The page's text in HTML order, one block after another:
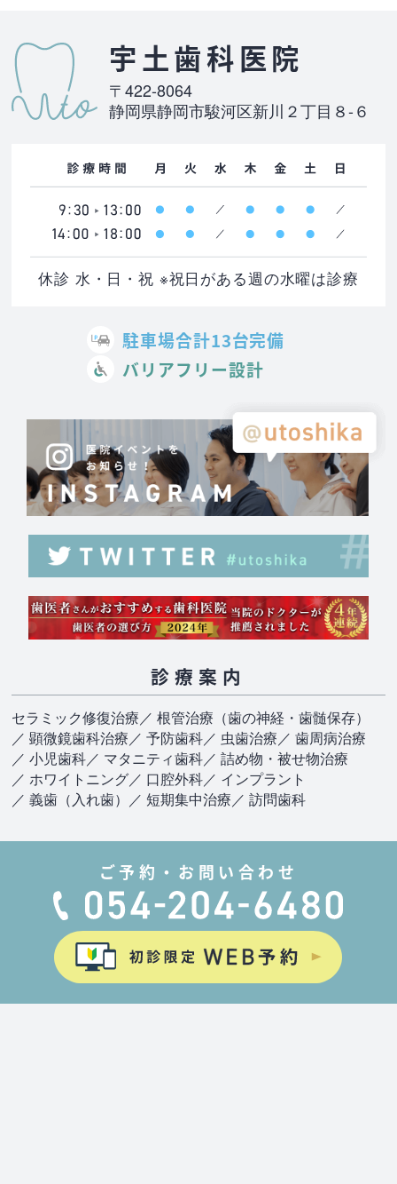
宇土歯科医院
〒422-8064
静岡県静岡市駿河区新川２丁目８-６
休診 水・日・祝 ※祝日がある週の水曜は診療
駐車場合計13台完備
バリアフリー設計
診療案内
セラミック修復治療／ 根管治療（歯の神経・歯髄保存）
／ 顕微鏡歯科治療／ 予防歯科／ 虫歯治療／ 歯周病治療
／ 小児歯科／ マタニティ歯科／ 詰め物・被せ物治療
／ ホワイトニング／ 口腔外科／ インプラント
／ 義歯（入れ歯） ／ 短期集中治療／ 訪問歯科
ご予約・お問い合わせ